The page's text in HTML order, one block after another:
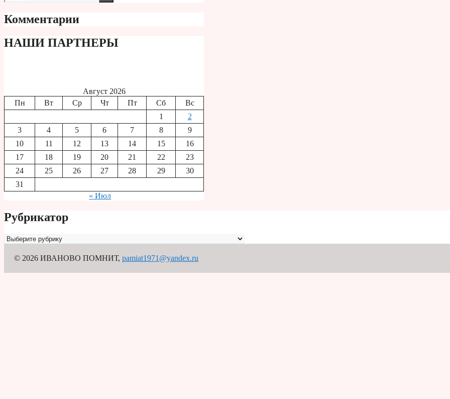
Комментарии
НАШИ ПАРТНЕРЫ
Август 2026
Пн
Вт Ср Чт Пт Сб
Вс
1
2
3
4 5 6 7 8
9
10
11 12 13 14 15
16
17
18 19 20 21 22
23
24
25 26 27 28 29
30
31
« Июл
Рубрикатор
Рубрикатор
© 2026 ИВАНОВО ПОМНИТ, pamiat1971@yandex.ru